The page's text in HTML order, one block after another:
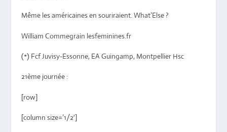
Même les américaines en souriraient. What’Else ?
William Commegrain lesfeminines.fr
(*) Fcf Juvisy-Essonne, EA Guingamp, Montpellier Hsc
21ème journée :
[row]
[column size=’1/2′]